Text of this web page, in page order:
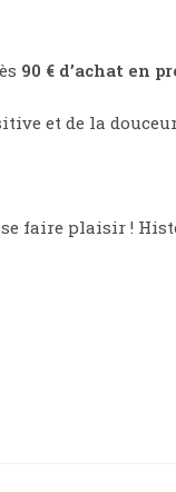
90 € d’achat en
et de la
faire plaisir !